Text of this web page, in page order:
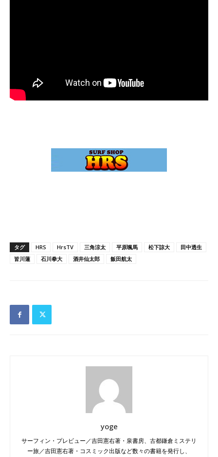
タグ HRS HrsTV 三角涼太 平原颯馬 松下諒大
田中透生
皆川蓮
石川拳大 酒井仙太郎 飯田航太
yoge
サーフィン・プレビュー／吉田憲右著・泉書房、古都鎌倉ミステリ
ー旅／吉田憲右著・コスミック出版など数々の書籍を発行し、